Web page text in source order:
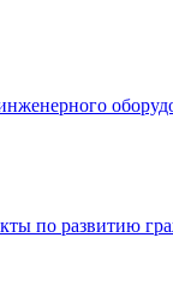
по развитию